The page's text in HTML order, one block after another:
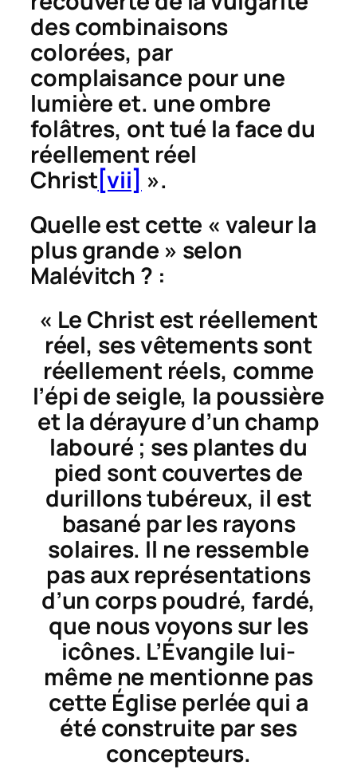
des combinaisons
colorées, par
complaisance pour une
lumière et. une ombre
folâtres, ont tué la face du
réellement réel
Christ[vii] ».
Quelle est cette « valeur la
plus grande » selon
Malévitch ? :
« Le Christ est réellement
réel, ses vêtements sont
réellement réels, comme
l’épi de seigle, la poussière
et la dérayure d’un champ
labouré ; ses plantes du
pied sont couvertes de
durillons tubéreux, il est
basané par les rayons
solaires. Il ne ressemble
pas aux représentations
d’un corps poudré, fardé,
que nous voyons sur les
icônes. L’Évangile lui-
même ne mentionne pas
cette Église perlée qui a
été construite par ses
concepteurs.